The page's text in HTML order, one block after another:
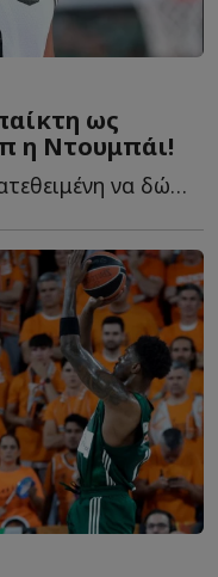
ως
η Ντουμπάι!
Ποιον παίκτη της φέρεται διατεθειμένη να δώσει στον Ο...